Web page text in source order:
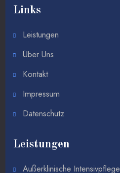
Links
Leistungen
Über Uns
Kontakt
Impressum
Datenschutz
Leistungen
Außerklinische Intensivpflege